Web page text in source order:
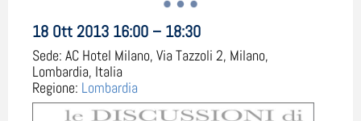
18 Ott 2013 16:00 – 18:30
Sede: AC Hotel Milano, Via Tazzoli 2, Milano,
Lombardia, Italia
Regione: Lombardia